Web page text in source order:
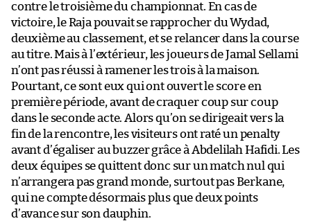
contre le troisième du championnat. En cas de
victoire, le Raja pouvait se rapprocher du Wydad,
deuxième au classement, et se relancer dans la course
au titre. Mais à l’extérieur, les joueurs de Jamal Sellami
n’ont pas réussi à ramener les trois à la maison.
Pourtant, ce sont eux qui ont ouvert le score en
première période, avant de craquer coup sur coup
dans le seconde acte. Alors qu’on se dirigeait vers la
fin de la rencontre, les visiteurs ont raté un penalty
avant d’égaliser au buzzer grâce à Abdelilah Hafidi. Les
deux équipes se quittent donc sur un match nul qui
n’arrangera pas grand monde, surtout pas Berkane,
qui ne compte désormais plus que deux points
d’avance sur son dauphin.